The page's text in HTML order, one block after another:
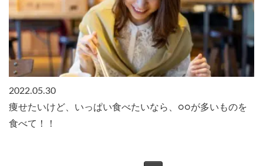
2022.05.30
痩せたいけど、いっぱい食べたいなら、○○が多いものを
食べて！！